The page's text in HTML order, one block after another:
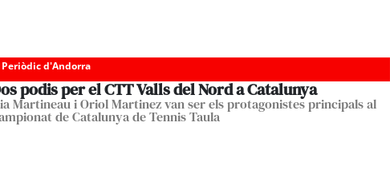
Periòdic d'Andorra
podis per el CTT Valls del Nord a Catalunya
Martineau i Oriol Martinez van ser els protagonistes principals al
de Catalunya de Tennis Taula